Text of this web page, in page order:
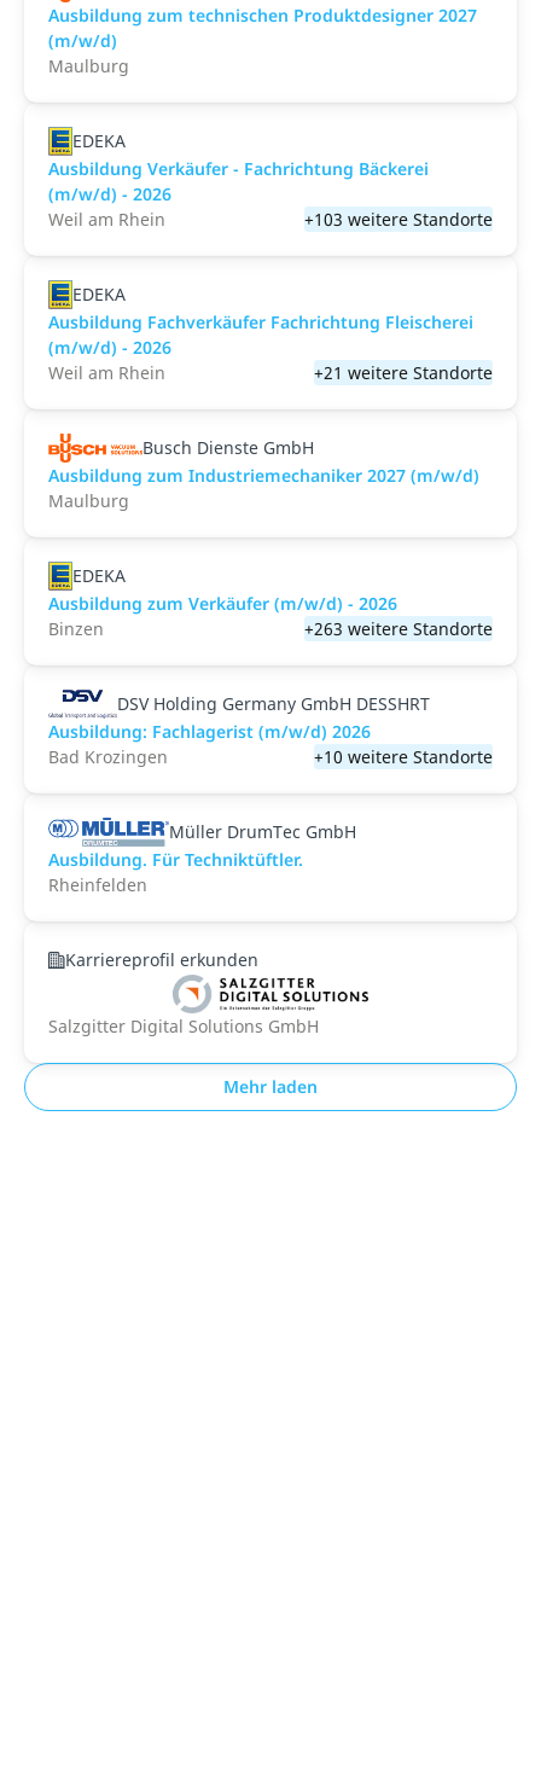
Ausbildung zum technischen Produktdesigner 2027
(m/w/d)
Maulburg
EDEKA
Ausbildung Verkäufer - Fachrichtung Bäckerei
(m/w/d) - 2026
Weil am Rhein
+103 weitere Standorte
EDEKA
Ausbildung Fachverkäufer Fachrichtung Fleischerei
(m/w/d) - 2026
Weil am Rhein
+21 weitere Standorte
Busch Dienste GmbH
Ausbildung zum Industriemechaniker 2027 (m/w/d)
Maulburg
EDEKA
Ausbildung zum Verkäufer (m/w/d) - 2026
Binzen
+263 weitere Standorte
DSV Holding Germany GmbH DESSHRT
Ausbildung: Fachlagerist (m/w/d) 2026
Bad Krozingen
+10 weitere Standorte
Müller DrumTec GmbH
Ausbildung. Für Techniktüftler.
Rheinfelden
Karriereprofil erkunden
Salzgitter Digital Solutions GmbH
Mehr laden